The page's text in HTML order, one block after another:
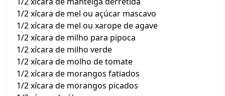
1/2 xícara de mel ou açúcar mascavo
1/2 xícara de mel ou xarope de agave
1/2 xícara de milho para pipoca
1/2 xícara de milho verde
1/2 xícara de molho de tomate
1/2 xícara de morangos fatiados
1/2 xícara de morangos picados